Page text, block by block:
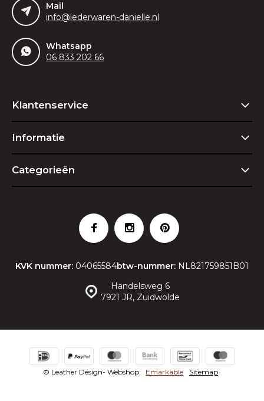
Mail
info@lederwaren-danielle.nl
Whatsapp
06 833 202 66
Klantenservice
Informatie
Categorieën
Handelsweg 6
7921 JR, Zuidwolde
KVK nummer: 04065584btw-nummer: NL821759851B01
© Leather Design- Webshop: Emarkable Sitemap